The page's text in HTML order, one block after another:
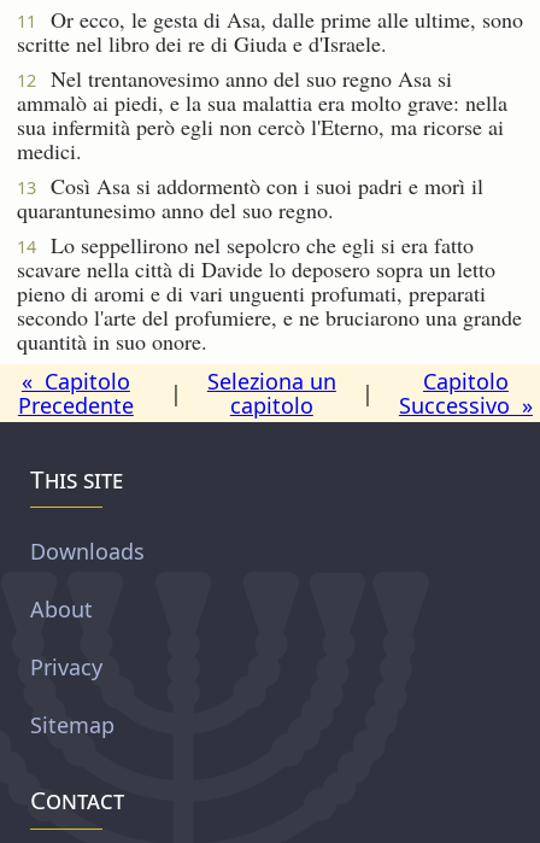
11
Or ecco, le gesta di Asa, dalle prime alle ultime, sono
scritte nel libro dei re di Giuda e d'Israele.
12
Nel trentanovesimo anno del suo regno Asa si
ammalò ai piedi, e la sua malattia era molto grave: nella
sua infermità però egli non cercò l'Eterno, ma ricorse ai
medici.
13
Così Asa si addormentò con i suoi padri e morì il
quarantunesimo anno del suo regno.
14
Lo seppellirono nel sepolcro che egli si era fatto
scavare nella città di Davide lo deposero sopra un letto
pieno di aromi e di vari unguenti profumati, preparati
secondo l'arte del profumiere, e ne bruciarono una grande
quantità in suo onore.
« Capitolo
Precedente
|
Seleziona un
capitolo
|
Capitolo
Successivo »
This site
Downloads
About
Privacy
Sitemap
Contact